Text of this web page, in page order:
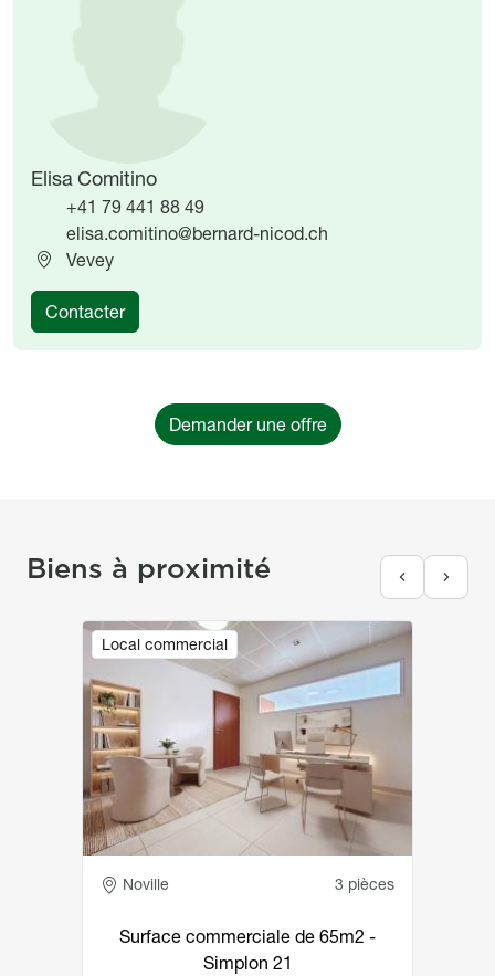
Elisa Comitino
+41 79 441 88 49
elisa.comitino@bernard-nicod.ch
Vevey
Contacter
Demander une offre
Biens à proximité
Local commercial
Image
Adresse
Noville 3 pièces
Surface commerciale de 65m2 -
Simplon 21